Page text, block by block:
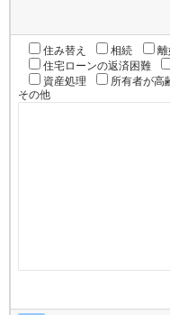
住み替え 相続
住宅ローンの返済困難
資産処理
所有者が高
その他